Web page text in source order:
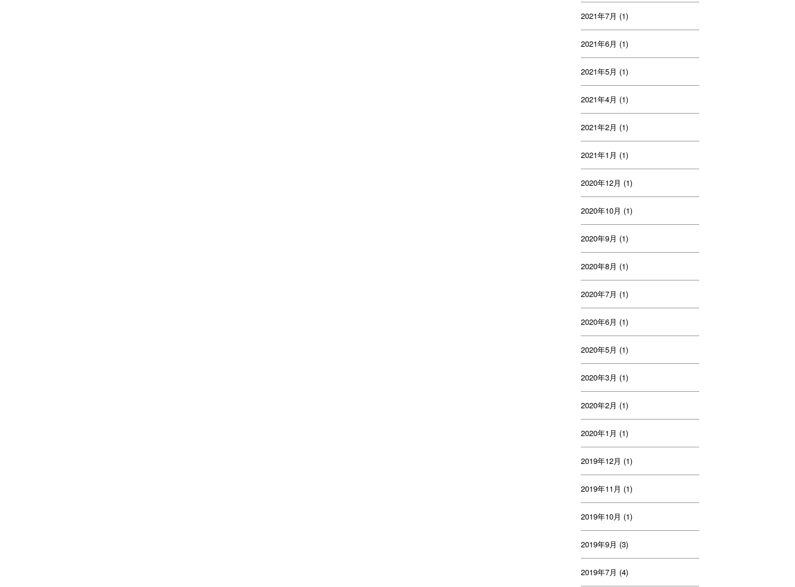
2021年7月 (1)
2021年6月 (1)
2021年5月 (1)
2021年4月 (1)
2021年2月 (1)
2021年1月 (1)
2020年12月 (1)
2020年10月 (1)
2020年9月 (1)
2020年8月 (1)
2020年7月 (1)
2020年6月 (1)
2020年5月 (1)
2020年3月 (1)
2020年2月 (1)
2020年1月 (1)
2019年12月 (1)
2019年11月 (1)
2019年10月 (1)
2019年9月 (3)
2019年7月 (4)